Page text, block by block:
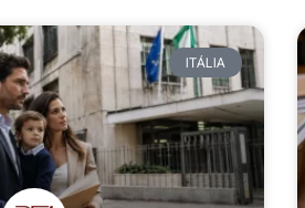
ITÁLIA